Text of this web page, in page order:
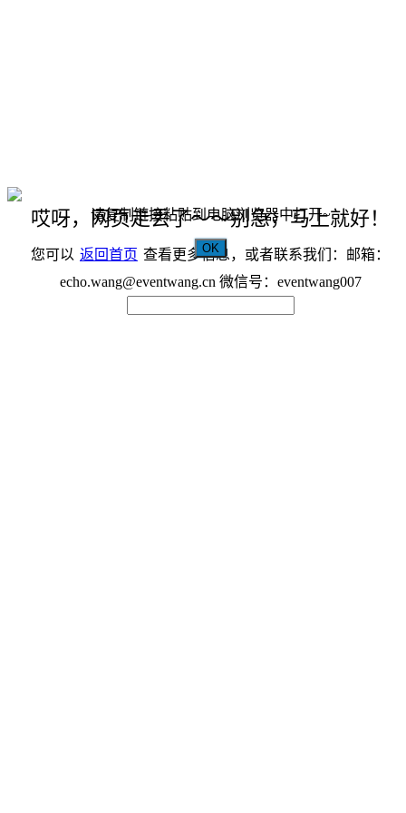
哎呀，网页走丢了～～别急，马上就好！
您可以 返回首页 查看更多信息，或者联系我们：邮箱：
echo.wang@eventwang.cn 微信号：eventwang007
请复制链接粘贴到电脑浏览器中打开~
OK